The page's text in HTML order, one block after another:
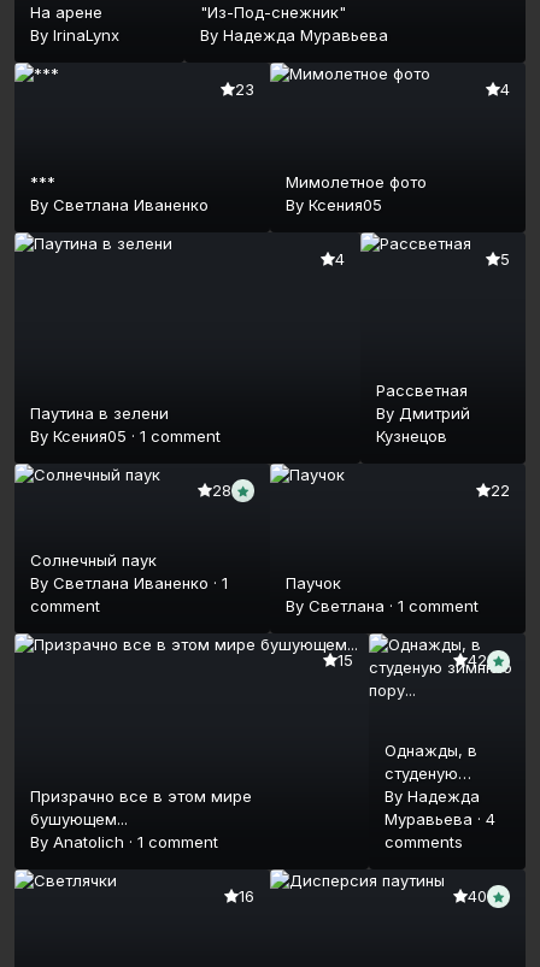
На арене
By IrinaLynx
"Из-Под-снежник"
ByНадежда Муравьева
23
***
By Светлана Иваненко
4
Мимолетное фото
By Ксения05
4
Паутина в зелени
By Ксения05 · 1 comment
5
Рассветная
By Дмитрий
Кузнецов
28
Солнечный паук
By Светлана Иваненко · 1
comment
22
Паучок
By Светлана · 1 comment
15
Призрачно все в этом мире
бушующем...
By Anatolich · 1 comment
42
Однажды, в
студеную
зимнюю пору...
By Надежда
Муравьева · 4
comments
16 40